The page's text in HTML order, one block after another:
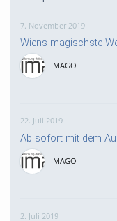
7. November 2019
Wiens magischste
IMAGO
22. Juli 2019
Ab sofort mit dem
IMAGO
2. Juli 2019